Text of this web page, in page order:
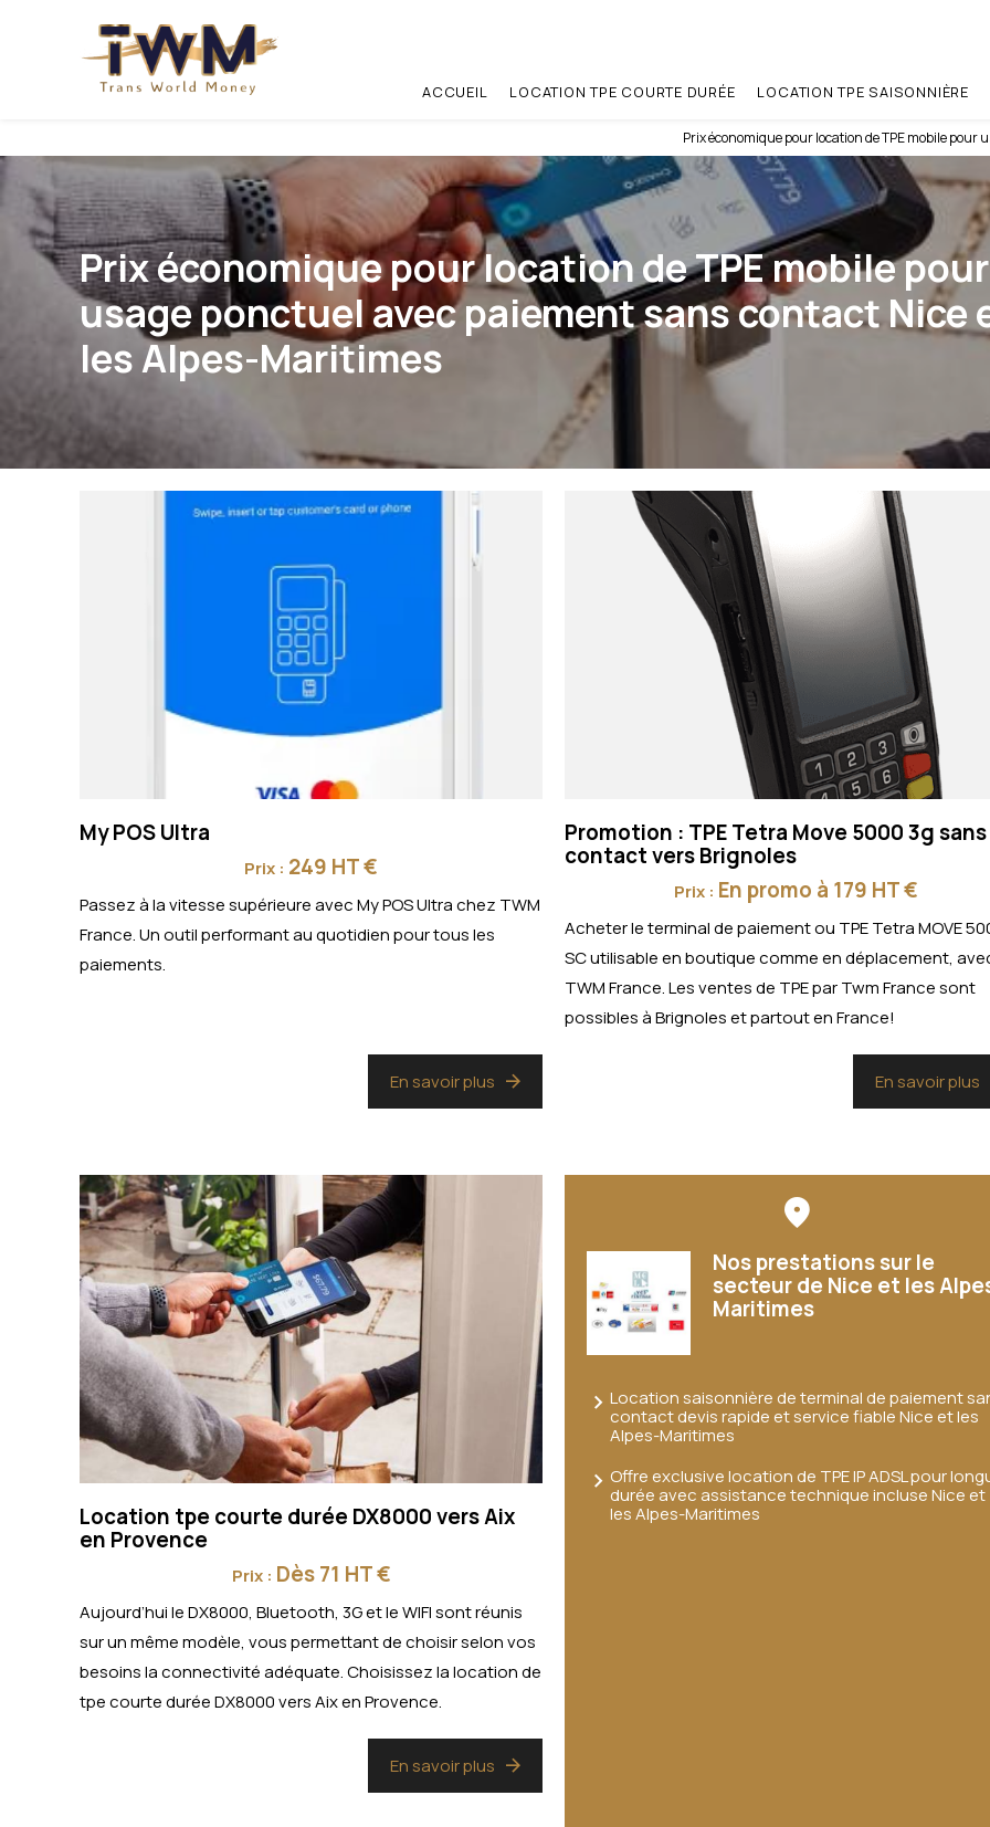
ACCUEIL LOCATION TPE COURTE DURÉE LOCATION TPE SAISONNIÈRE
Prix économique pour location de TPE mobile
Prix économique pour location de TPE mobile pour
usage ponctuel avec paiement sans contact Nice
les Alpes-Maritimes
My POS Ultra
Prix : 249 HT €
Passez à la vitesse supérieure avec My POS Ultra chez TWM
France. Un outil performant au quotidien pour tous les
paiements.
En savoir plus
Promotion : TPE Tetra Move 5000 3g sans
contact vers Brignoles
Prix : En promo à 179 HT €
Acheter le terminal de paiement ou TPE Tetra MOVE
SC utilisable en boutique comme en déplacement,
TWM France. Les ventes de TPE par Twm France sont
possibles à Brignoles et partout en France!
En savoir plus
Location tpe courte durée DX8000 vers Aix
en Provence
Prix : Dès 71 HT €
Aujourd’hui le DX8000, Bluetooth, 3G et le WIFI sont réunis
sur un même modèle, vous permettant de choisir selon vos
besoins la connectivité adéquate. Choisissez la location de
tpe courte durée DX8000 vers Aix en Provence.
En savoir plus
Nos prestations sur le
secteur de Nice et les
Maritimes
Location saisonnière de terminal de paiement
contact devis rapide et service fiable Nice et les
Alpes-Maritimes
Offre exclusive location de TPE IP ADSL pour
durée avec assistance technique incluse Nice et
les Alpes-Maritimes